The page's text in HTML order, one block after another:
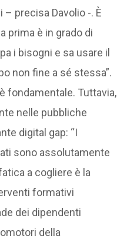
precisa Davolio -. È
prima è in grado di
i bisogni e sa usare il
non fine a sé stessa”.
fondamentale. Tuttavia,
nelle pubbliche
digital gap: “I
sono assolutamente
a cogliere è la
formativi
dei dipendenti
della